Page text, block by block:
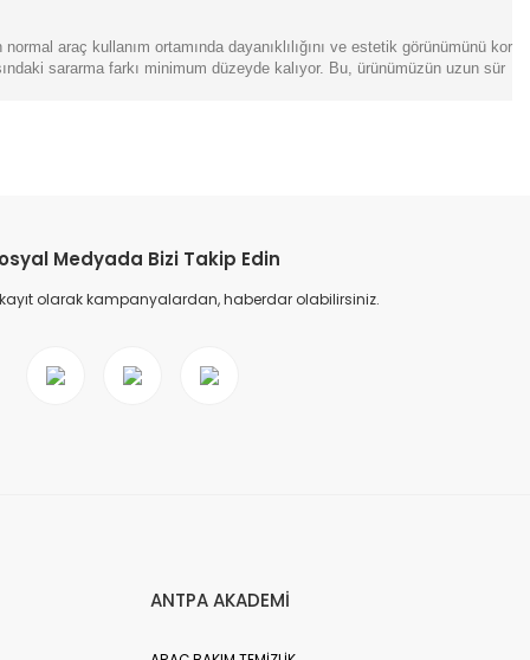
araç kullanım ortamında dayanıklılığını ve estetik görünümünü kor
sararma farkı minimum düzeyde kalıyor. Bu, ürünümüzün uzun sür
Medyada Bizi Takip Edin
olarak kampanyalardan, haberdar olabilirsiniz.
ANTPA AKADEMİ